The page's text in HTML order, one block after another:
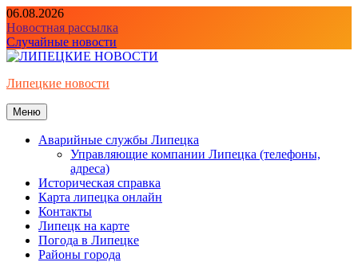
Перейти
к
содержимому
06.08.2026
Новостная рассылка
Случайные новости
Липецкие новости
Меню
Аварийные службы Липецка
Управляющие компании Липецка (телефоны,
адреса)
Историческая справка
Карта липецка онлайн
Контакты
Липецк на карте
Погода в Липецке
Районы города